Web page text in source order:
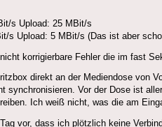
s Upload: 25 MBit/s
s Upload: 5 MBit/s (Das ist aber
korrigierbare Fehler die im fast
direkt an der Mediendose von
synchronisieren. Vor der Dose ist
Ich weiß nicht, was die am
vor, dass ich plötzlich keine